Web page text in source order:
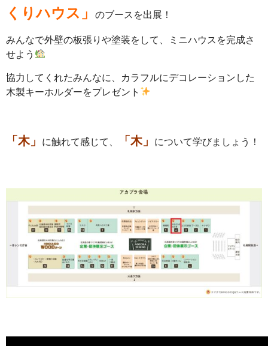
くりハウス」
のブースを出展！
みんなで外壁の板張りや塗装をして、ミニハウスを完成さ
せよう
協力してくれたみんなに、カラフルにデコレーションした
木製キーホルダーをプレゼント
「木」 に触れて感じて、 「木」 について学びましょう！